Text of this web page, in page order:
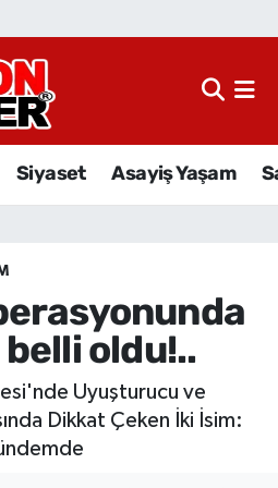
Siyaset Asayiş Yaşam
oldu!..
Uyuşturucu ve
Dikkat Çeken İki İsim: